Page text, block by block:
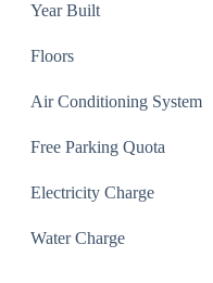
Year Built
Floors
Air Conditioning System
Free Parking Quota
Electricity Charge
Water Charge